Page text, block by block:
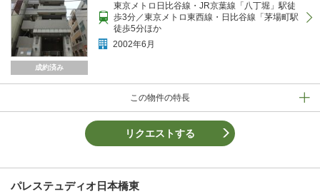
成約済み
この物件の特長
東京メトロ日比谷線・JR京葉線「八丁堀」駅徒
歩3分／東京メトロ東西線・日比谷線「茅場町駅
徒歩5分ほか
2002年6月
リクエストする
パレステュディオ日本橋東